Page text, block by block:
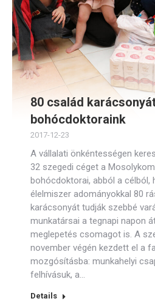
80 család
bohócdoktoraink
2017-12-23
A vállalati önkéntességen
32 szegedi céget a
bohócdoktorai, abból a célból,
élelmiszer adományokkal 80
karácsonyát tudják szebbé
munkatársai a tegnapi napon
meglepetés csomagot is. A
november végén kezdett el a
mozgósításba: munkahelyi
felhívásuk, a…
Details